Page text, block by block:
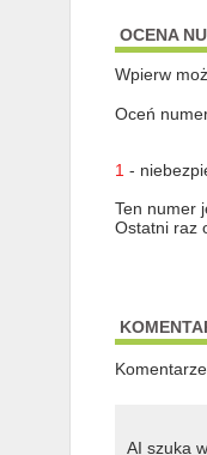
OCENA
Wpierw
Oceń
1-
Ten numer
Ostatni raz
AI szuka